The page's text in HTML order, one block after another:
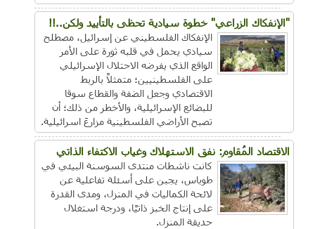
"الإنفكاك الزراعي" خطوة سيادية تحظى بالتأييد ولكن..!!
الإنفكاك الفلسطيني عن إسرائيل، مصطلح
سيادي يحمل في قلبه ثورة على الأمر
الواقع الذي يفرضه الاحتلال الإسرائيلي
على الفلسطينيين؛ متمثلاً بالربط
الاقتصادي وجعل الضفة والقطاع سوقا
للبضائع الإسرائيلية، والأخطر من ذلك؛ أن
تصبح الأراضي الفلسطينية مزارعَ اسرائيلية.
الاقتصاد المُقاوم: نفق الاستهلاك وغياب الاكتفاء الذاتي
كانت ناشطات منتدى السوسنة البيئي في
طوباس، يجبن على أسئلة تفاعلية عن
لائحة الكماليات في المنزل، ومدى القدرة
على إنتاج الخبز ذاتيًا، ودرجة استغلال
حديقة المنزل.